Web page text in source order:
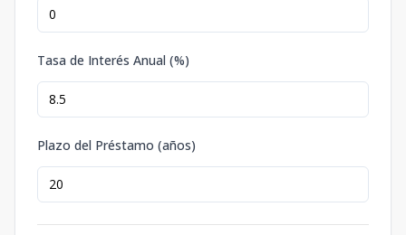
Tasa de Interés Anual (%)
Plazo del Préstamo (años)